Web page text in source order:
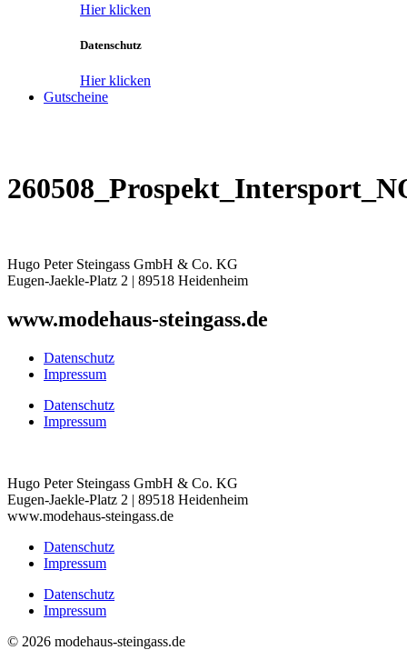
Hier klicken
Datenschutz
Hier klicken
Gutscheine
Hugo Peter Steingass GmbH & Co. KG
Eugen-Jaekle-Platz 2 | 89518 Heidenheim
www.modehaus-steingass.de
Datenschutz
Impressum
Datenschutz
Impressum
Hugo Peter Steingass GmbH & Co. KG
Eugen-Jaekle-Platz 2 | 89518 Heidenheim
www.modehaus-steingass.de
Datenschutz
Impressum
Datenschutz
Impressum
© 2026 modehaus-steingass.de